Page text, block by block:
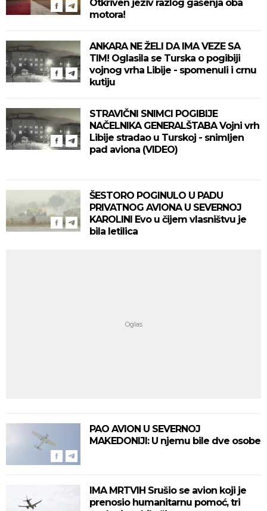
Otkriven jeziv razlog gašenja oba
motora!
ANKARA NE ŽELI DA IMA VEZE SA
TIM! Oglasila se Turska o pogibiji
vojnog vrha Libije - spomenuli i crnu
kutiju
STRAVIČNI SNIMCI POGIBIJE
NAČELNIKA GENERALŠTABA Vojni vrh
Libije stradao u Turskoj - snimljen
pad aviona (VIDEO)
ŠESTORO POGINULO U PADU
PRIVATNOG AVIONA U SEVERNOJ
KAROLINI Evo u čijem vlasništvu je
bila letilica
PAO AVION U SEVERNOJ
MAKEDONIJI: U njemu bile dve osobe
IMA MRTVIH Srušio se avion koji je
prenosio humanitarnu pomoć, tri